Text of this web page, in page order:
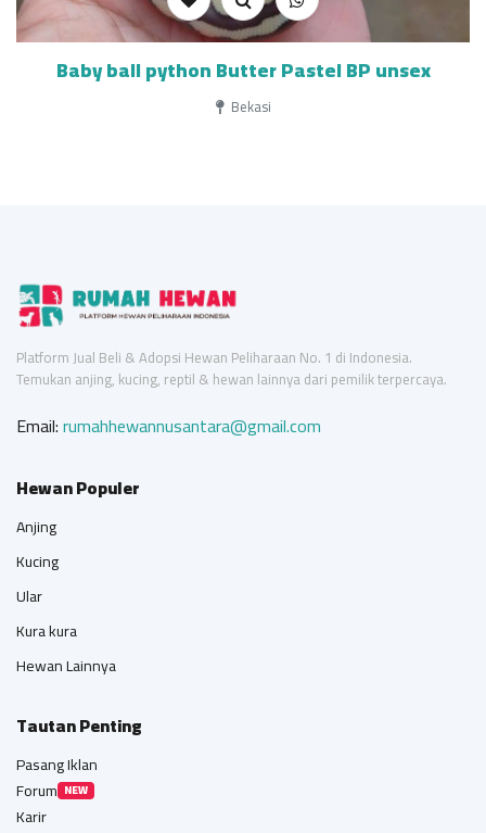
Baby ball python Butter Pastel BP unsex
Bekasi
Platform Jual Beli & Adopsi Hewan Peliharaan No. 1 di Indonesia.
Temukan anjing, kucing, reptil & hewan lainnya dari pemilik terpercaya.
Email:rumahhewannusantara@gmail.com
Hewan Populer
Anjing
Kucing
Ular
Kura kura
Hewan Lainnya
Tautan Penting
Pasang Iklan
Forum NEW
Karir